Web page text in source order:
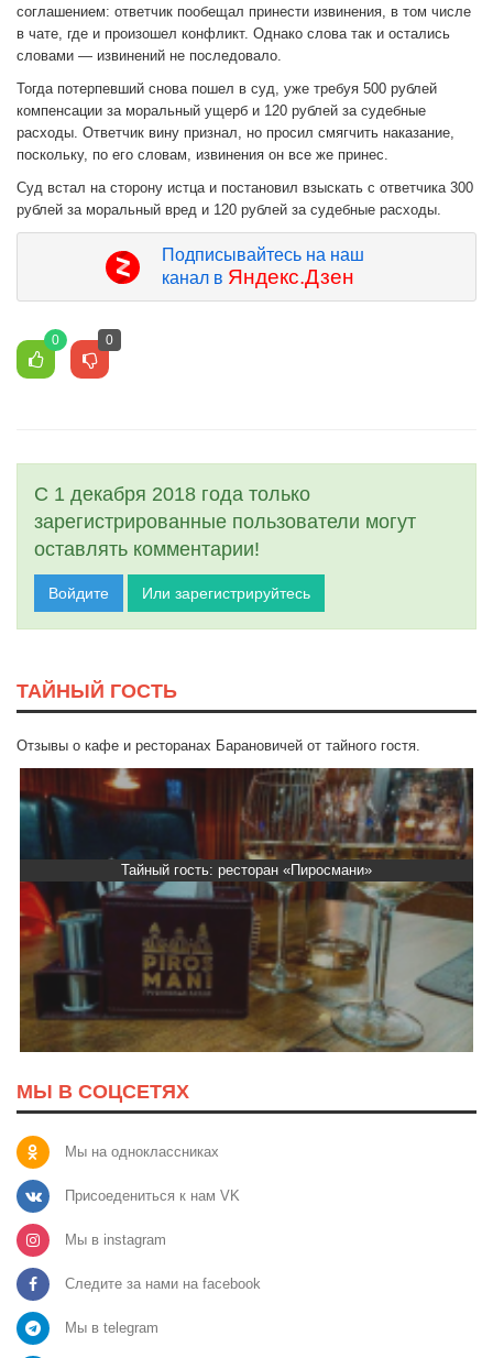
соглашением: ответчик пообещал принести извинения, в том числе
в чате, где и произошел конфликт. Однако слова так и остались
словами — извинений не последовало.
Тогда потерпевший снова пошел в суд, уже требуя 500 рублей
компенсации за моральный ущерб и 120 рублей за судебные
расходы. Ответчик вину признал, но просил смягчить наказание,
поскольку, по его словам, извинения он все же принес.
Суд встал на сторону истца и постановил взыскать с ответчика 300
рублей за моральный вред и 120 рублей за судебные расходы.
Подписывайтесь на наш
канал в Яндекс.Дзен
0 0
С 1 декабря 2018 года только
зарегистрированные пользователи могут
оставлять комментарии!
Войдите Или зарегистрируйтесь
ТАЙНЫЙ ГОСТЬ
Отзывы о кафе и ресторанах Барановичей от тайного гостя.
Тайный гость: доставка Капибара
МЫ В СОЦСЕТЯХ
Мы на одноклассниках
Присоедениться к нам VK
Мы в instagram
Следите за нами на facebook
Мы в telegram